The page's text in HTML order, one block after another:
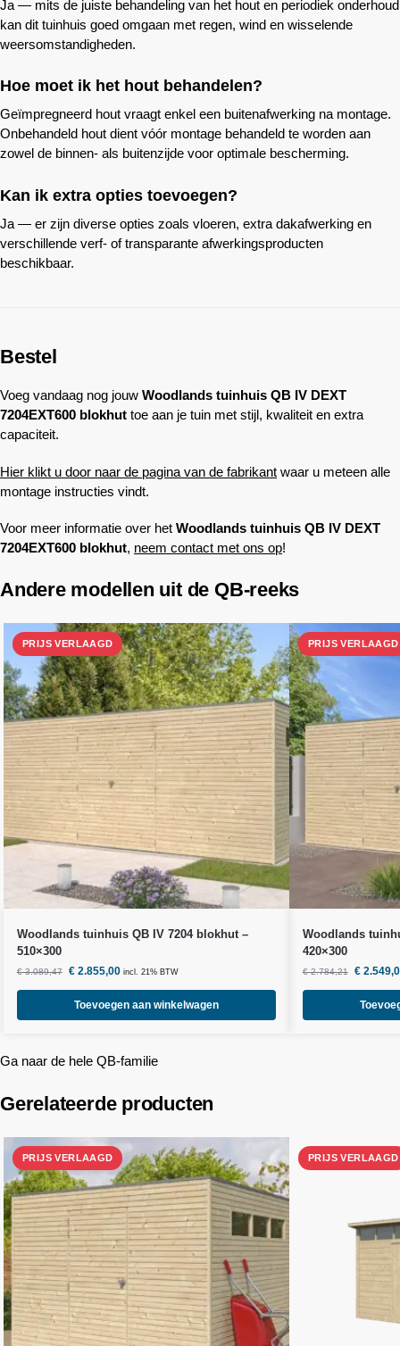
Ja — mits de juiste behandeling van het hout en periodiek onderhoud
kan dit tuinhuis goed omgaan met regen, wind en wisselende
weersomstandigheden.
Hoe moet ik het hout behandelen?
Geïmpregneerd hout vraagt enkel een buitenafwerking na montage.
Onbehandeld hout dient vóór montage behandeld te worden aan
zowel de binnen- als buitenzijde voor optimale bescherming.
Kan ik extra opties toevoegen?
Ja — er zijn diverse opties zoals vloeren, extra dakafwerking en
verschillende verf- of transparante afwerkingsproducten
beschikbaar.
Bestel
Voeg vandaag nog jouw Woodlands tuinhuis QB IV DEXT
7204EXT600 blokhut toe aan je tuin met stijl, kwaliteit en extra
capaciteit.
Hier klikt u door naar de pagina van de fabrikant waar u meteen alle
montage instructies vindt.
Voor meer informatie over het Woodlands tuinhuis QB IV DEXT
7204EXT600 blokhut, neem contact met ons op!
Andere modellen uit de QB-reeks
Woodlandstuinhuis QB IV 7204 blokhut –
510×300
€3.089,47 €2.855,00 incl. 21% BTW
Toevoegen aan winkelwagen
Woodlands
420×300
€2.784,21 €
Ga naar de hele QB-familie
Gerelateerde producten